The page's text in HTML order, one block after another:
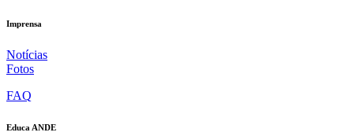
Imprensa
Notícias
Fotos
FAQ
Educa ANDE